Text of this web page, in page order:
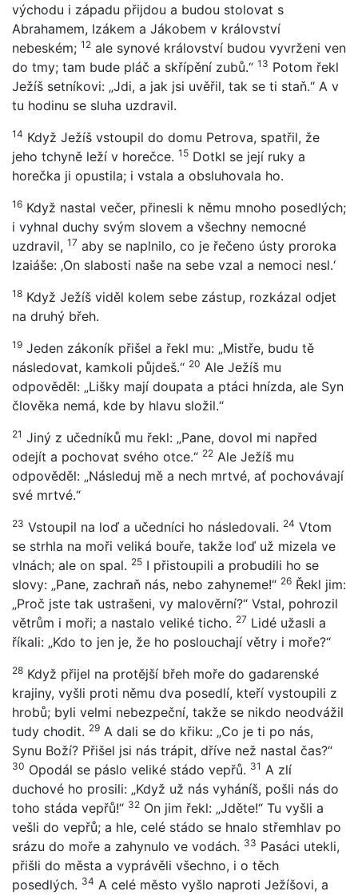
východu i západu přijdou a budou stolovat s
Abrahamem, Izákem a Jákobem v království
nebeském; 12 ale synové království budou vyvrženi ven
do tmy; tam bude pláč a skřípění zubů.“ 13 Potom řekl
Ježíš setníkovi: „Jdi, a jak jsi uvěřil, tak se ti staň.“ A v
tu hodinu se sluha uzdravil.
14 Když Ježíš vstoupil do domu Petrova, spatřil, že
jeho tchyně leží v horečce. 15 Dotkl se její ruky a
horečka ji opustila; i vstala a obsluhovala ho.
16 Když nastal večer, přinesli k němu mnoho posedlých;
i vyhnal duchy svým slovem a všechny nemocné
uzdravil, 17 aby se naplnilo, co je řečeno ústy proroka
Izaiáše: ‚On slabosti naše na sebe vzal a nemoci nesl.‘
18 Když Ježíš viděl kolem sebe zástup, rozkázal odjet
na druhý břeh.
19 Jeden zákoník přišel a řekl mu: „Mistře, budu tě
následovat, kamkoli půjdeš.“ 20 Ale Ježíš mu
odpověděl: „Lišky mají doupata a ptáci hnízda, ale Syn
člověka nemá, kde by hlavu složil.“
21 Jiný z učedníků mu řekl: „Pane, dovol mi napřed
odejít a pochovat svého otce.“ 22 Ale Ježíš mu
odpověděl: „Následuj mě a nech mrtvé, ať pochovávají
své mrtvé.“
23 Vstoupil na loď a učedníci ho následovali. 24 Vtom
se strhla na moři veliká bouře, takže loď už mizela ve
vlnách; ale on spal. 25 I přistoupili a probudili ho se
slovy: „Pane, zachraň nás, nebo zahyneme!“ 26 Řekl jim:
„Proč jste tak ustrašeni, vy malověrní?“ Vstal, pohrozil
větrům i moři; a nastalo veliké ticho. 27 Lidé užasli a
říkali: „Kdo to jen je, že ho poslouchají větry i moře?“
28 Když přijel na protější břeh moře do gadarenské
krajiny, vyšli proti němu dva posedlí, kteří vystoupili z
hrobů; byli velmi nebezpeční, takže se nikdo neodvážil
tudy chodit. 29 A dali se do křiku: „Co je ti po nás,
Synu Boží? Přišel jsi nás trápit, dříve než nastal čas?“
30 Opodál se páslo veliké stádo vepřů. 31 A zlí
duchové ho prosili: „Když už nás vyháníš, pošli nás do
toho stáda vepřů!“ 32 On jim řekl: „Jděte!“ Tu vyšli a
vešli do vepřů; a hle, celé stádo se hnalo střemhlav po
srázu do moře a zahynulo ve vodách. 33 Pasáci utekli,
přišli do města a vyprávěli všechno, i o těch
posedlých. 34 A celé město vyšlo naproti Ježíšovi, a